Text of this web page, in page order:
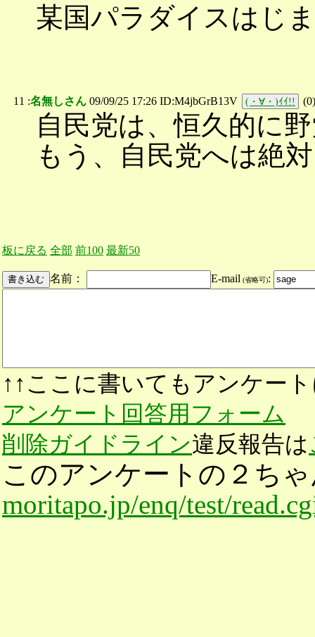
某国パラダイスはじ
11 :名無しさん 09/09/25 17:26 ID:M4jbGrB13V (・∀・)ｲｲ!! (0)
自民党は、恒久的に
もう、自民党へは絶
板に戻る 全部 前100 最新50
名前： E-mail (省略可):
↑↑ここに書いてもアンケー
アンケート回答用フォーム
削除ガイドライン違反報告は
このアンケートの２ち
moritapo.jp/enq/test/